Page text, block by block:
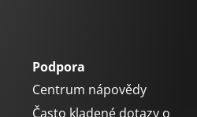
Podpora
Centrum nápovědy
Často kladené dotazy o